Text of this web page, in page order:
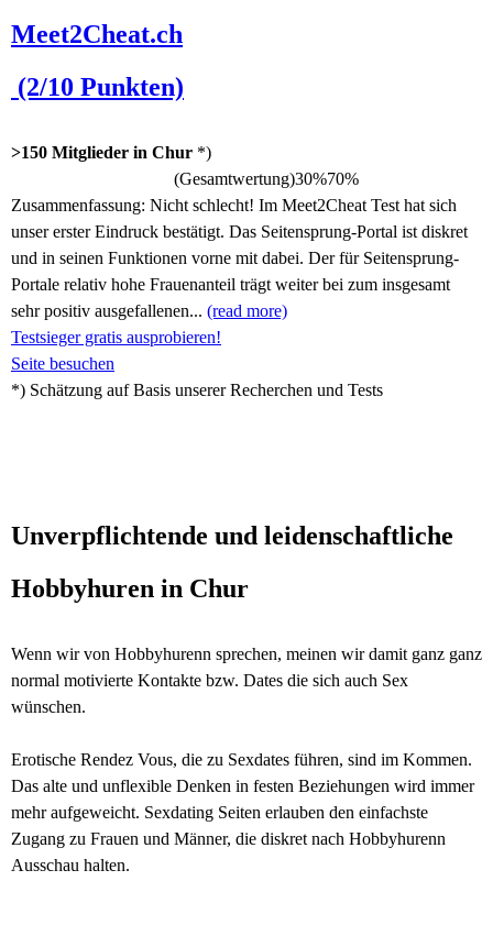
Meet2Cheat.ch
(2/10 Punkten)
>150 Mitglieder in Chur *)
(Gesamtwertung)30%70%
Zusammenfassung: Nicht schlecht! Im Meet2Cheat Test hat sich
unser erster Eindruck bestätigt. Das Seitensprung-Portal ist diskret
und in seinen Funktionen vorne mit dabei. Der für Seitensprung-
Portale relativ hohe Frauenanteil trägt weiter bei zum insgesamt
sehr positiv ausgefallenen... (read more)
Testsieger gratis ausprobieren!
Seite besuchen
*) Schätzung auf Basis unserer Recherchen und Tests
Unverpflichtende und leidenschaftliche
Hobbyhuren in Chur
Wenn wir von Hobbyhurenn sprechen, meinen wir damit ganz ganz
normal motivierte Kontakte bzw. Dates die sich auch Sex
wünschen.
Erotische Rendez Vous, die zu Sexdates führen, sind im Kommen.
Das alte und unflexible Denken in festen Beziehungen wird immer
mehr aufgeweicht. Sexdating Seiten erlauben den einfachste
Zugang zu Frauen und Männer, die diskret nach Hobbyhurenn
Ausschau halten.